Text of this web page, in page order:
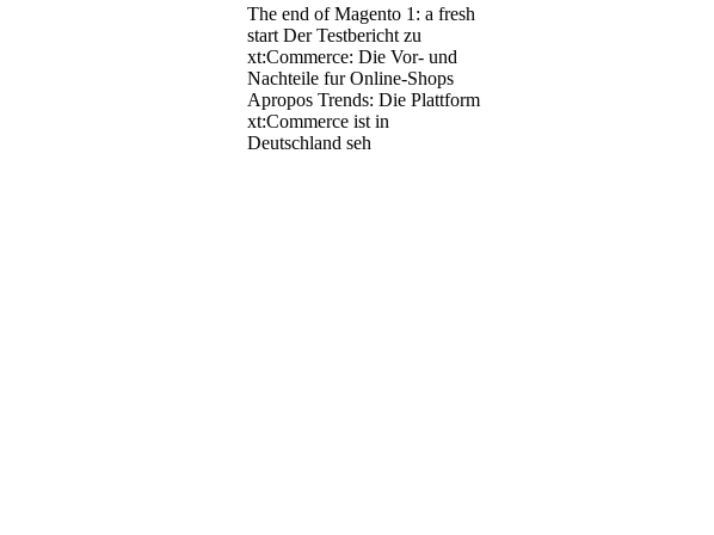
The end of Magento 1: a fresh
start Der Testbericht zu
xt:Commerce: Die Vor- und
Nachteile fur Online-Shops
Apropos Trends: Die Plattform
xt:Commerce ist in
Deutschland seh